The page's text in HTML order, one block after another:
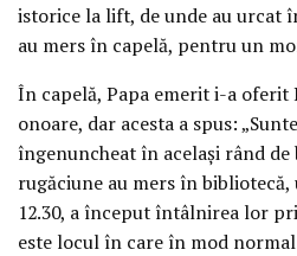
istorice la lift, de unde au urcat
au mers în capelă, pentru un
În capelă, Papa emerit i-a oferit
onoare, dar acesta a spus:
îngenuncheat în acelaşi rând
rugăciune au mers în
12.30, a început întâlnirea lor
este locul în care în mod